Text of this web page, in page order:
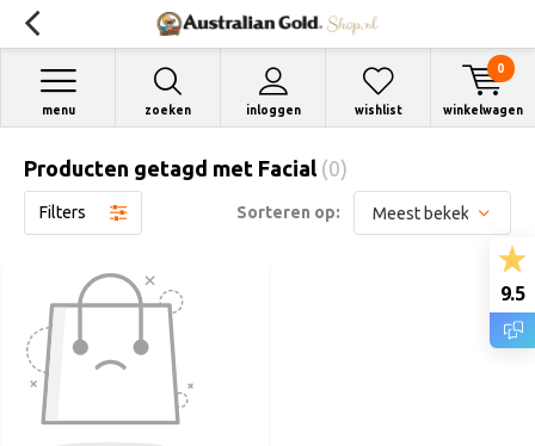
zoeken inloggen
menu wishlist winkelwagen
0
Producten getagd met Facial (0)
Filters Sorteren op:
9.5